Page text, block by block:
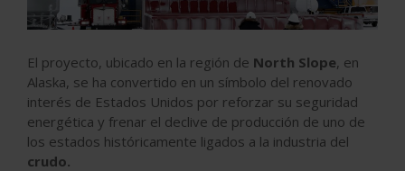
El proyecto, ubicado en la región de North Slope, en
Alaska, se ha convertido en un símbolo del renovado
interés de Estados Unidos por reforzar su seguridad
energética y frenar el declive de producción de uno de
los estados históricamente ligados a la industria del
crudo.